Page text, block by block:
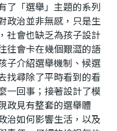
了「選舉」主題的系列
政治並非無感，只是生
社會也缺乏為孩子設計
往會卡在幾個艱澀的語
子介紹選舉機制、候選
找尋除了平時看到的看
一回事；接著設計了模
政見有整套的選舉體
治如何影響生活，以及